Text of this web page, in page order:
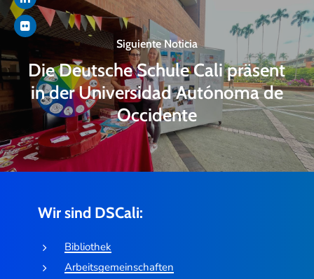
Siguiente Noticia
Die Deutsche Schule Cali präsent
in der Universidad Autónoma de
Occidente
Wir sind DSCali:
Bibliothek
Arbeitsgemeinschaften